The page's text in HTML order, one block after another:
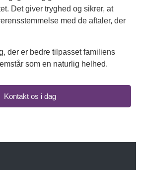
Det giver tryghed og sikrer, at
med de aftaler, der
der er bedre tilpasset familiens
som en naturlig helhed.
Kontakt os i dag